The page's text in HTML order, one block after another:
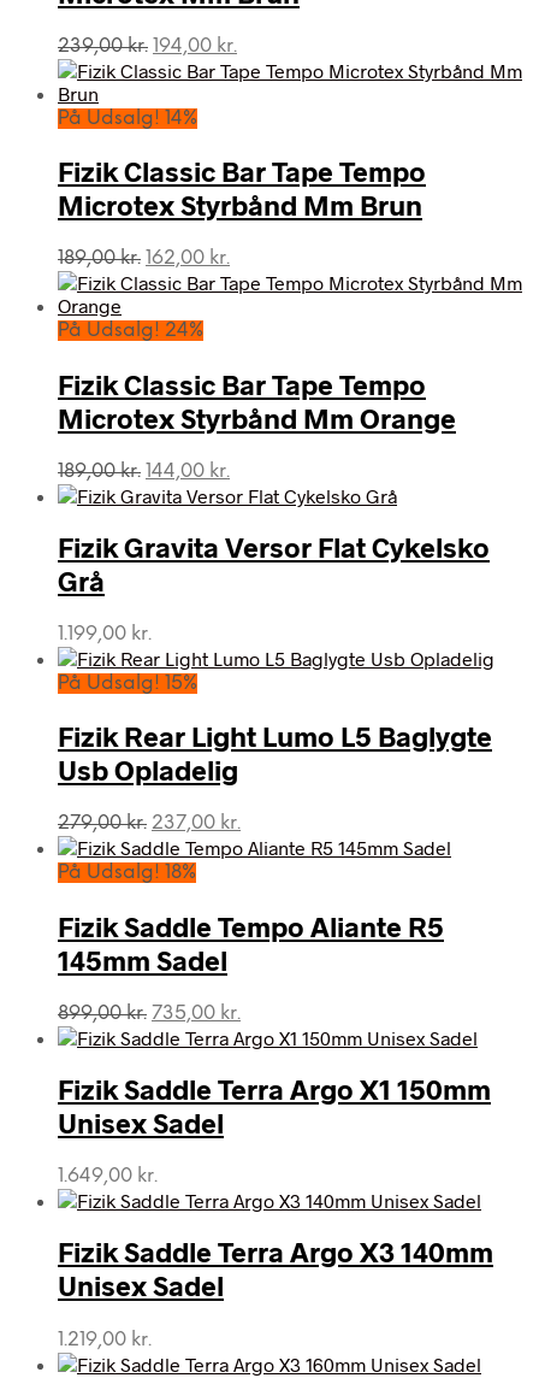
239,00kr. Den
oprindelige
var:
194,00 kr.
aktuelle
På Udsalg! 14%
Fizik Classic Bar Tape Tempo
Microtex Styrbånd Mm Brun
189,00kr. Den
oprindelige
var:
162,00 kr.
aktuelle
På Udsalg! 24%
Fizik Classic Bar Tape Tempo
Microtex Styrbånd Mm Orange
189,00kr. Den
oprindelige
var:
189,00 kr..
144,00 kr.
aktuelle
er:
144,00 kr..
Fizik Gravita Versor Flat Cykelsko
Grå
1.199,00 kr.
På Udsalg! 15%
Fizik Rear Light Lumo L5 Baglygte
Usb Opladelig
279,00kr. Den
oprindelige
pris
279,00 kr..
237,00 kr.
aktuelle
237,00 kr..
På Udsalg! 18%
Fizik Saddle Tempo Aliante R5
145mm Sadel
899,00kr. Den
oprindelige
var:
899,00 kr..
735,00 kr.
aktuelle
er:
735,00 kr..
Fizik Saddle Terra Argo X1 150mm
Unisex Sadel
1.649,00 kr.
Fizik Saddle Terra Argo X3 140mm
Unisex Sadel
1.219,00 kr.